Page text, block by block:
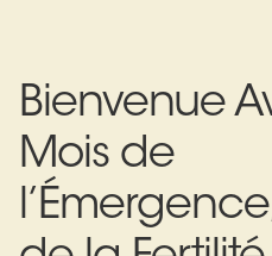
Bienvenue
Mois de